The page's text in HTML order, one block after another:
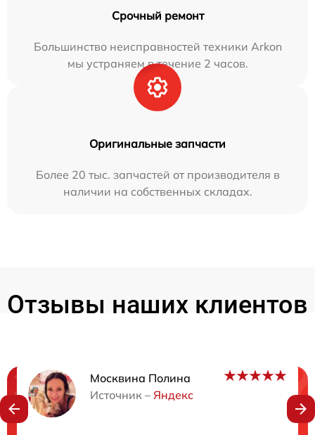
Срочный ремонт
Большинство неисправностей техники Arkon
мы устраняем в течение 2 часов.
Оригинальные запчасти
Более 20 тыс. запчастей от производителя в
наличии на собственных складах.
Отзывы наших клиентов
Москвина Полина
Источник – Яндекс
Нужна консультация?